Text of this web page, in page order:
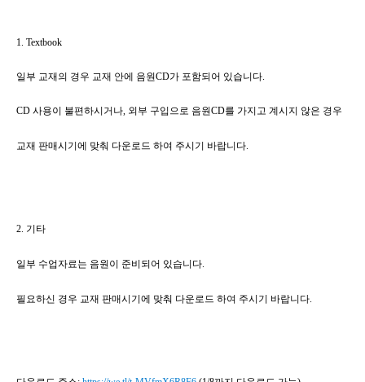
1. Textbook
일부 교재의 경우 교재 안에 음원CD가 포함되어 있습니다
CD 사용이 불편하시거나, 외부 구입으로 음원CD를 가지고 계시지 않은 경우
교재 판매시기에 맞춰 다운로드 하여 주시기 바랍니다.
2. 기타
일부 수업자료는 음원이 준비되어 있습니다.
필요하신 경우 교재 판매시기에 맞춰 다운로드 하여 주시기 바랍니다